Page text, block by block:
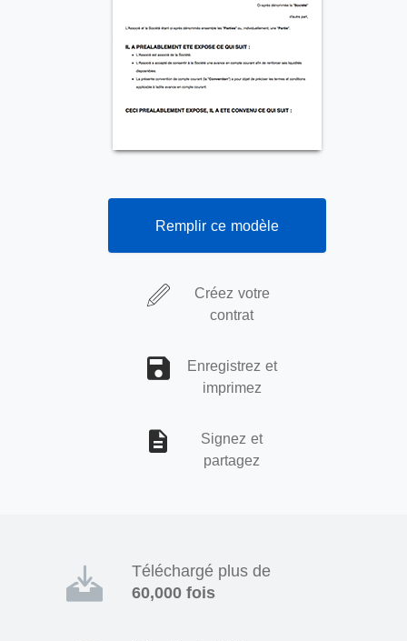
Créez votre
contrat
Enregistrez et
imprimez
Signez et
partagez
Remplir ce modèle
Téléchargé plus de
60,000 fois